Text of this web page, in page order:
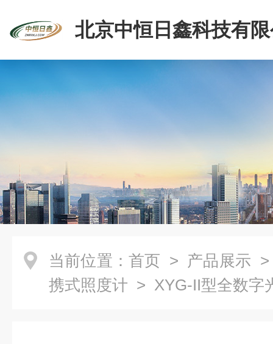
北京中恒日鑫科技有
当前位置： 首页 > 产品展示
携式照度计 > XYG-II型全数字